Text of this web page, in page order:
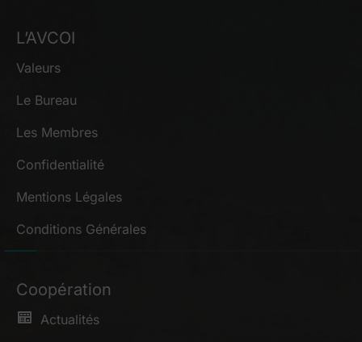
L’AVCOI
Valeurs
Le Bureau
Les Membres
Confidentialité
Mentions Légales
Conditions Générales
Coopération
Actualités